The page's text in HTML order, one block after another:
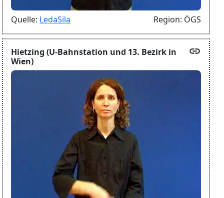
Quelle: LedaSila Region: ÖGS
Hietzing (U-Bahnstation und 13. Bezirk in
Wien)
link